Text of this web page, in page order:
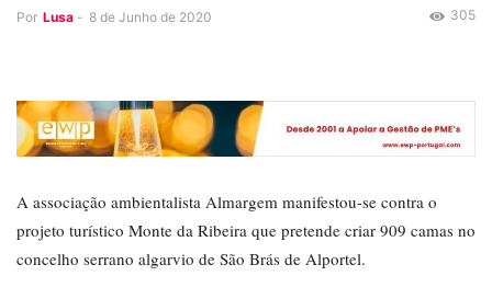
Por Lusa - 8 de Junho de 2020 305
A associação ambientalista Almargem manifestou-se contra o
projeto turístico Monte da Ribeira que pretende criar 909 camas no
concelho serrano algarvio de São Brás de Alportel.